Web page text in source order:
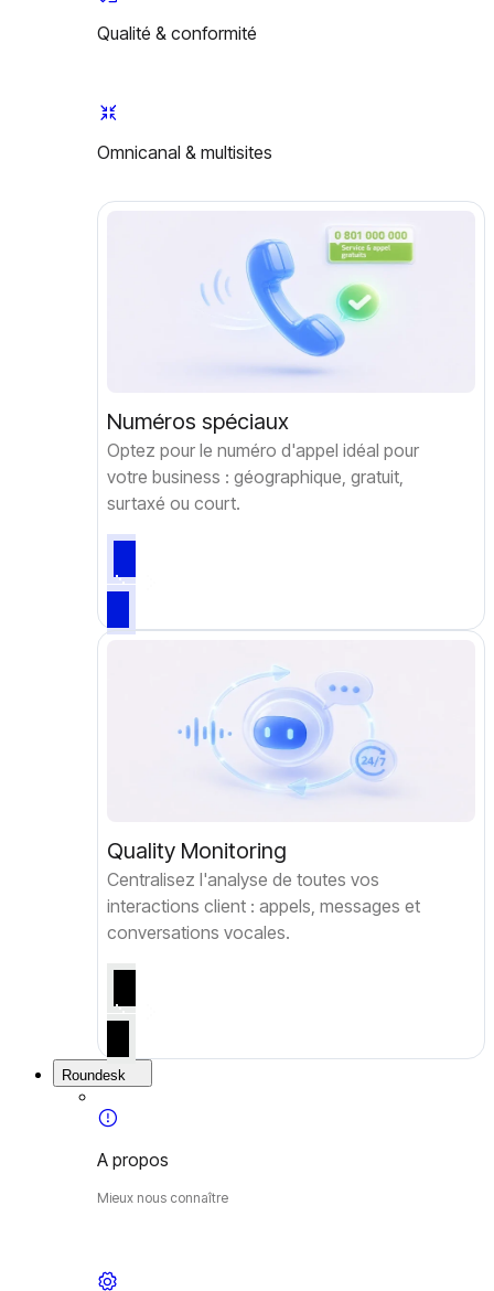
Qualité & conformité
Omnicanal & multisites
Numéros spéciaux
Optez pour le numéro d'appel idéal pour
votre business : géographique, gratuit,
surtaxé ou court.
Quality Monitoring
Centralisez l'analyse de toutes vos
interactions client : appels, messages et
conversations vocales.
Roundesk
A propos
Mieux nous connaître